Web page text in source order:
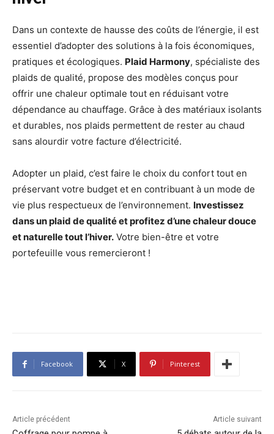
Dans un contexte de hausse des coûts de l’énergie, il est
essentiel d’adopter des solutions à la fois économiques,
pratiques et écologiques. Plaid Harmony, spécialiste des
plaids de qualité, propose des modèles conçus pour
offrir une chaleur optimale tout en réduisant votre
dépendance au chauffage. Grâce à des matériaux isolants
et durables, nos plaids permettent de rester au chaud
sans alourdir votre facture d’électricité.
Adopter un plaid, c’est faire le choix du confort tout en
préservant votre budget et en contribuant à un mode de
vie plus respectueux de l’environnement. Investissez
dans un plaid de qualité et profitez d’une chaleur douce
et naturelle tout l’hiver. Votre bien-être et votre
portefeuille vous remercieront !
Facebook X Pinterest
Article précédent Article suivant